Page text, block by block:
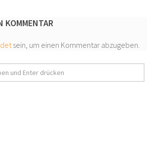
KOMMENTAR
sein, um einen Kommentar abzugeben.